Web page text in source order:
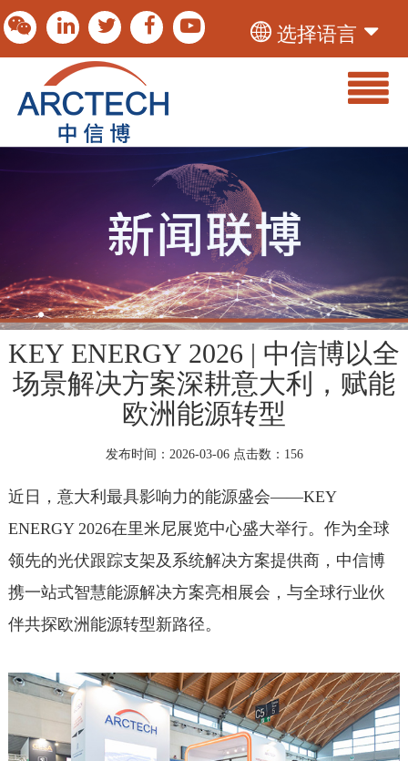
选择语言
KEY ENERGY 2026 | 中信博以全
场景解决方案深耕意大利，赋能
欧洲能源转型
发布时间：2026-03-06 点击数： 156
近日，意大利最具影响力的能源盛会——KEY
ENERGY 2026在里米尼展览中心盛大举行。作为全球
领先的光伏跟踪支架及系统解决方案提供商，中信博
携一站式智慧能源解决方案亮相展会，与全球行业伙
伴共探欧洲能源转型新路径。